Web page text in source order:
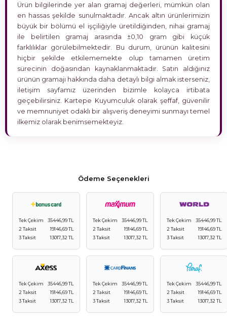
Ürün bilgilerinde yer alan gramaj değerleri, mümkün olan
en hassas şekilde sunulmaktadır. Ancak altın ürünlerimizin
büyük bir bölümü el işçiliğiyle üretildiğinden, nihai gramaj
ile belirtilen gramaj arasında ±0,10 gram gibi küçük
farklılıklar görülebilmektedir. Bu durum, ürünün kalitesini
hiçbir şekilde etkilememekte olup tamamen üretim
sürecinin doğasından kaynaklanmaktadır. Satın aldığınız
ürünün gramajı hakkında daha detaylı bilgi almak isterseniz,
iletişim sayfamız üzerinden bizimle kolayca irtibata
geçebilirsiniz. Kartepe Kuyumculuk olarak şeffaf, güvenilir
ve memnuniyet odaklı bir alışveriş deneyimi sunmayı temel
ilkemiz olarak benimsemekteyiz.
Ödeme Seçenekleri
Tek Çekim
35446,99 TL
2 Taksit
19146,69 TL
3 Taksit
13017,32 TL
Tek Çekim
35446,99 TL
2 Taksit
19146,69 TL
3 Taksit
13017,32 TL
Tek Çekim
35446,99 TL
2 Taksit
19146,69 TL
3 Taksit
13017,32 TL
Tek Çekim
35446,99 TL
2 Taksit
19146,69 TL
3 Taksit
13017,32 TL
Tek Çekim
35446,99 TL
2 Taksit
19146,69 TL
3 Taksit
13017,32 TL
Tek Çekim
35446,99 TL
2 Taksit
19146,69 TL
3 Taksit
13017,32 TL